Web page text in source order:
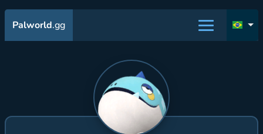
Palworld.gg